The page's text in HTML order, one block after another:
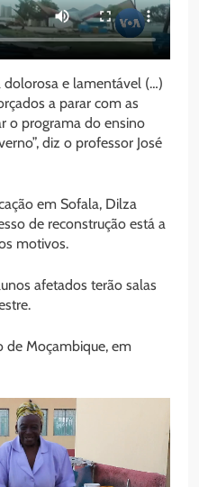
dolorosa e lamentável (…)
a parar com as
o programa do ensino
diz o professor José
em Sofala, Dilza
de reconstrução está a
motivos.
afetados terão salas
de Moçambique, em